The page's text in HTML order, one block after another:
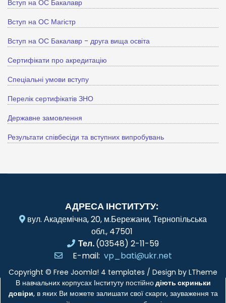
Вступ на ОС Бакалавр
Вступ на ОС Магістр
Вступ на ОС Бакалавр - друга вища освіта
Сертифікати про акредитацію
Спеціальні умови вступу
Перелік сертифікатів ЗНО
Державне замовлення
Результати співбесіди та вступних випробувань
АДРЕСА ІНСТИТУТУ:
вул. Академічна, 20, м.Бережани, Тернопільська
обл., 47501
Тел.(03548) 2-11-59
E-mail: vp_bati@ukr.net
Copyright © Free Joomla! 4 templates / Design by LTheme
В навчальних корпусах Інституту постійнодіють скриньки
довіри, в яких Ви можете залишати свої скарги, зауваження та